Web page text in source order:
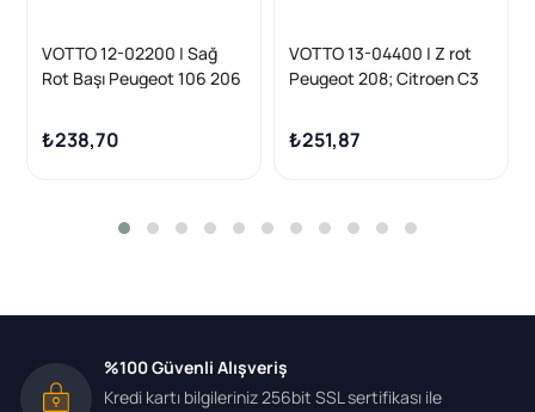
VOTTO 12-02200 | Sağ
Rot Başı Peugeot 106 206
Xantia Xm Saxo
₺238,70
VOTTO 13-04400 | Z rot
Peugeot 208; Citroen C3
₺251,87
%100 Güvenli Alışveriş
Kredi kartı bilgileriniz 256bit SSL sertifikası ile